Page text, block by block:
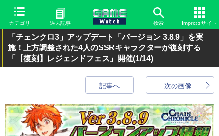
カテゴリ 過去記事 検索 Impressサイト
「チェンクロ3」アップデート「バージョン 3.8.9」を実
施！上方調整された4人のSSRキャラクターが復刻する
「【復刻】レジェンドフェス」開催(1/14)
次の画像
記事へ